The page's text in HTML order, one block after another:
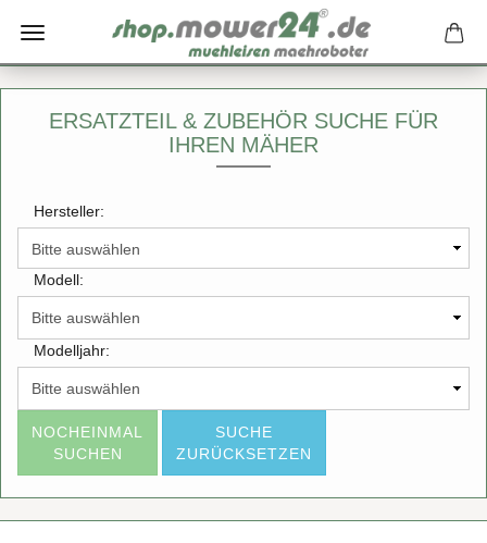
ERSATZTEIL & ZUBEHÖR SUCHE FÜR
IHREN MÄHER
Hersteller:
Modell:
Modelljahr:
NOCHEINMAL
SUCHEN
SUCHE
ZURÜCKSETZEN